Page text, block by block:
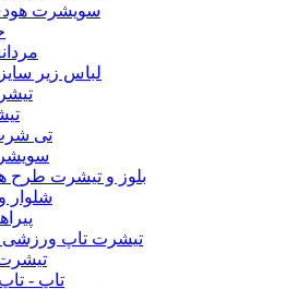
سویشرت
لباس زیر
تی شرت
بلوز و تیشرت طرح
شلوار
تیشرت تاپ ورزشی
تاپ -